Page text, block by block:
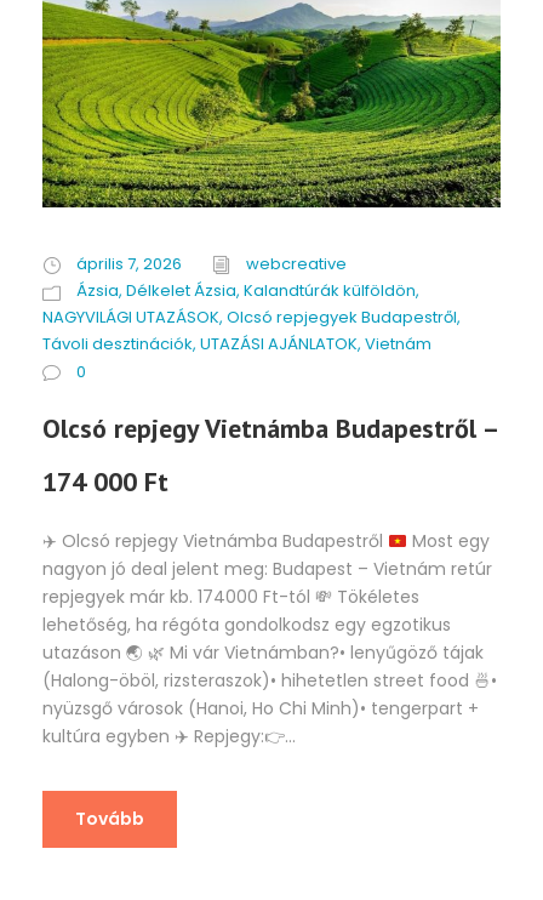
április 7, 2026
webcreative
Ázsia, Délkelet Ázsia, Kalandtúrák külföldön,
NAGYVILÁGI UTAZÁSOK, Olcsó repjegyek Budapestről,
Távoli desztinációk, UTAZÁSI AJÁNLATOK, Vietnám
0
Olcsó repjegy Vietnámba Budapestről –
174 000 Ft
✈️ Olcsó repjegy Vietnámba Budapestről
Most egy
nagyon jó deal jelent meg: Budapest – Vietnám retúr
repjegyek már kb. 174000 Ft-tól 💸 Tökéletes
lehetőség, ha régóta gondolkodsz egy egzotikus
utazáson 🌏 🌿 Mi vár Vietnámban?• lenyűgöző tájak
(Halong-öböl, rizsteraszok)• hihetetlen street food 🍜•
nyüzsgő városok (Hanoi, Ho Chi Minh)• tengerpart +
kultúra egyben ✈️ Repjegy:👉...
Tovább